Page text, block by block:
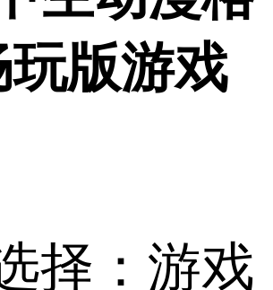
玩版游戏
择：游戏